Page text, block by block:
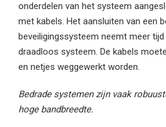
onderdelen van het systeem
met kabels. Het aansluiten van een
beveiligingssysteem neemt meer tijd
draadloos systeem. De kabels
en netjes weggewerkt worden.
Bedrade systemen zijn vaak
hoge bandbreedte.